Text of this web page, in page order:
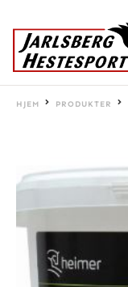
HJEM PRODUKTER